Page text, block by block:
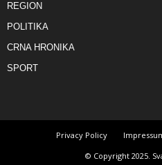
REGION
POLITIKA
CRNA HRONIKA
SPORT
Privacy Policy
© Copyright 2025.